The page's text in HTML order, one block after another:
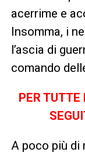
acerrime e
Insomma, i
l’ascia di
comando
PER
A poco più di